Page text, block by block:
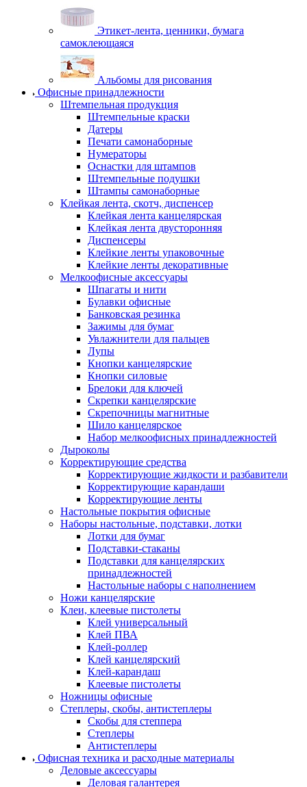
Этикет-лента, ценники, бумага
самоклеющаяся
Альбомы для рисования
Офисные принадлежности
Штемпельная продукция
Штемпельные краски
Датеры
Печати самонаборные
Нумераторы
Оснастки для штампов
Штемпельные подушки
Штампы самонаборные
Клейкая лента, скотч, диспенсер
Клейкая лента канцелярская
Клейкая лента двусторонняя
Диспенсеры
Клейкие ленты упаковочные
Клейкие ленты декоративные
Мелкоофисные аксессуары
Шпагаты и нити
Булавки офисные
Банковская резинка
Зажимы для бумаг
Увлажнители для пальцев
Лупы
Кнопки канцелярские
Кнопки силовые
Брелоки для ключей
Скрепки канцелярские
Скрепочницы магнитные
Шило канцелярское
Набор мелкоофисных принадлежностей
Дыроколы
Корректирующие средства
Корректирующие жидкости и разбавители
Корректирующие карандаши
Корректирующие ленты
Настольные покрытия офисные
Наборы настольные, подставки, лотки
Лотки для бумаг
Подставки-стаканы
Подставки для канцелярских
принадлежностей
Настольные наборы с наполнением
Ножи канцелярские
Клеи, клеевые пистолеты
Клей универсальный
Клей ПВА
Клей-роллер
Клей канцелярский
Клей-карандаш
Клеевые пистолеты
Ножницы офисные
Степлеры, скобы, антистеплеры
Скобы для степпера
Степлеры
Антистеплеры
Офисная техника и расходные материалы
Деловые аксессуары
Деловая галантерея